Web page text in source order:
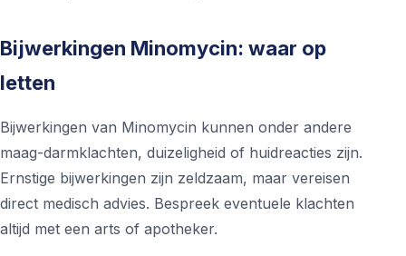
Bijwerkingen Minomycin: waar op
letten
Bijwerkingen van Minomycin kunnen onder andere
maag-darmklachten, duizeligheid of huidreacties zijn.
Ernstige bijwerkingen zijn zeldzaam, maar vereisen
direct medisch advies. Bespreek eventuele klachten
altijd met een arts of apotheker.